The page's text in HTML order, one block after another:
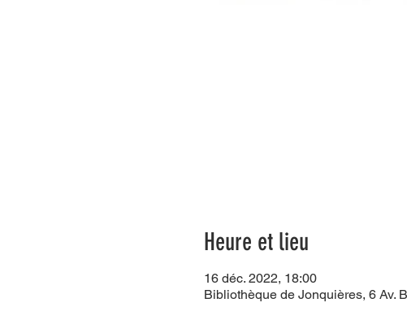
Heure et lieu
16 déc. 2022, 18:00
Bibliothèque de Jonquières, 6 Av.